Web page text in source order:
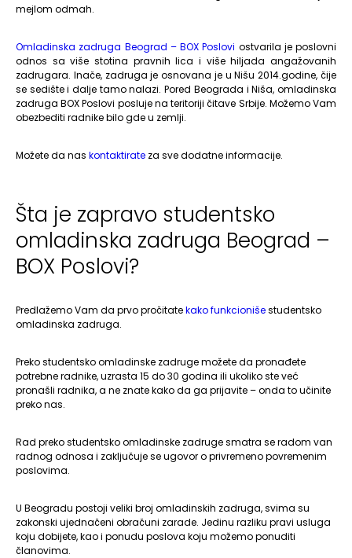
mejlom odmah.
Omladinska zadruga Beograd – BOX Poslovi ostvarila je poslovni
odnos sa više stotina pravnih lica i više hiljada angažovanih
zadrugara. Inače, zadruga je osnovana je u Nišu 2014.godine, čije
se sedište i dalje tamo nalazi. Pored Beograda i Niša, omladinska
zadruga BOX Poslovi posluje na teritoriji čitave Srbije. Možemo Vam
obezbediti radnike bilo gde u zemlji.
Možete da nas kontaktirate za sve dodatne informacije.
Šta je zapravo studentsko
omladinska zadruga Beograd –
BOX Poslovi?
Predlažemo Vam da prvo pročitatekako funkcionišestudentsko
omladinska zadruga.
Preko studentsko omladinske zadruge možete da pronađete
potrebne radnike, uzrasta 15 do 30 godina ili ukoliko ste već
pronašli radnika, a ne znate kako da ga prijavite – onda to učinite
preko nas.
Rad preko studentsko omladinske zadruge smatra se radom van
radnog odnosa i zaključuje se ugovor o privremeno povremenim
poslovima.
U Beogradu postoji veliki broj omladinskih zadruga, svima su
zakonski ujednačeni obračuni zarade. Jedinu razliku pravi usluga
koju dobijete, kao i ponudu poslova koju možemo ponuditi
članovima.